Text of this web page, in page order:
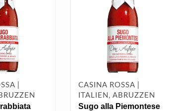
|
CASINA ROSSA |
ITALIEN, ABRUZZEN
Sugo alla Piemontese